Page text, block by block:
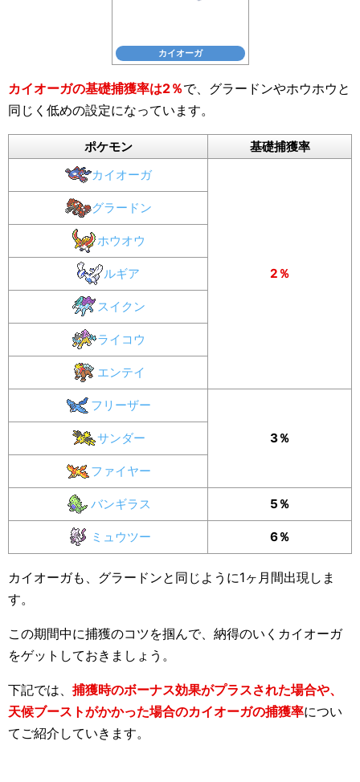
カイオーガ
カイオーガの基礎捕獲率は2％で、グラードンやホウホウと
同じく低めの設定になっています。
ポケモン
基礎捕獲率
カイオーガ
2％
グラードン
ホウオウ
ルギア
スイクン
ライコウ
エンテイ
フリーザー
3％
サンダー
ファイヤー
バンギラス 5％
ミュウツー 6％
カイオーガも、グラードンと同じように1ヶ月間出現しま
す。
この期間中に捕獲のコツを掴んで、納得のいくカイオーガ
をゲットしておきましょう。
下記では、 捕獲時のボーナス効果がプラスされた場合や、
天候ブーストがかかった場合のカイオーガの捕獲率につい
てご紹介していきます。